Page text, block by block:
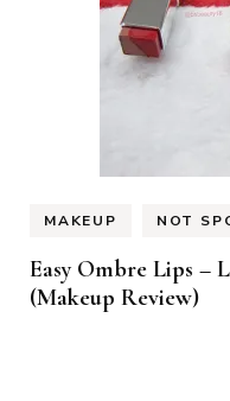
MAKEUP NOT
Easy Ombre Lips –
(Makeup Review)